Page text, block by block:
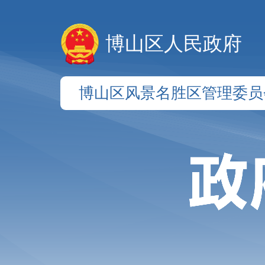
博山区人民政府
博山区风景名胜区管理委